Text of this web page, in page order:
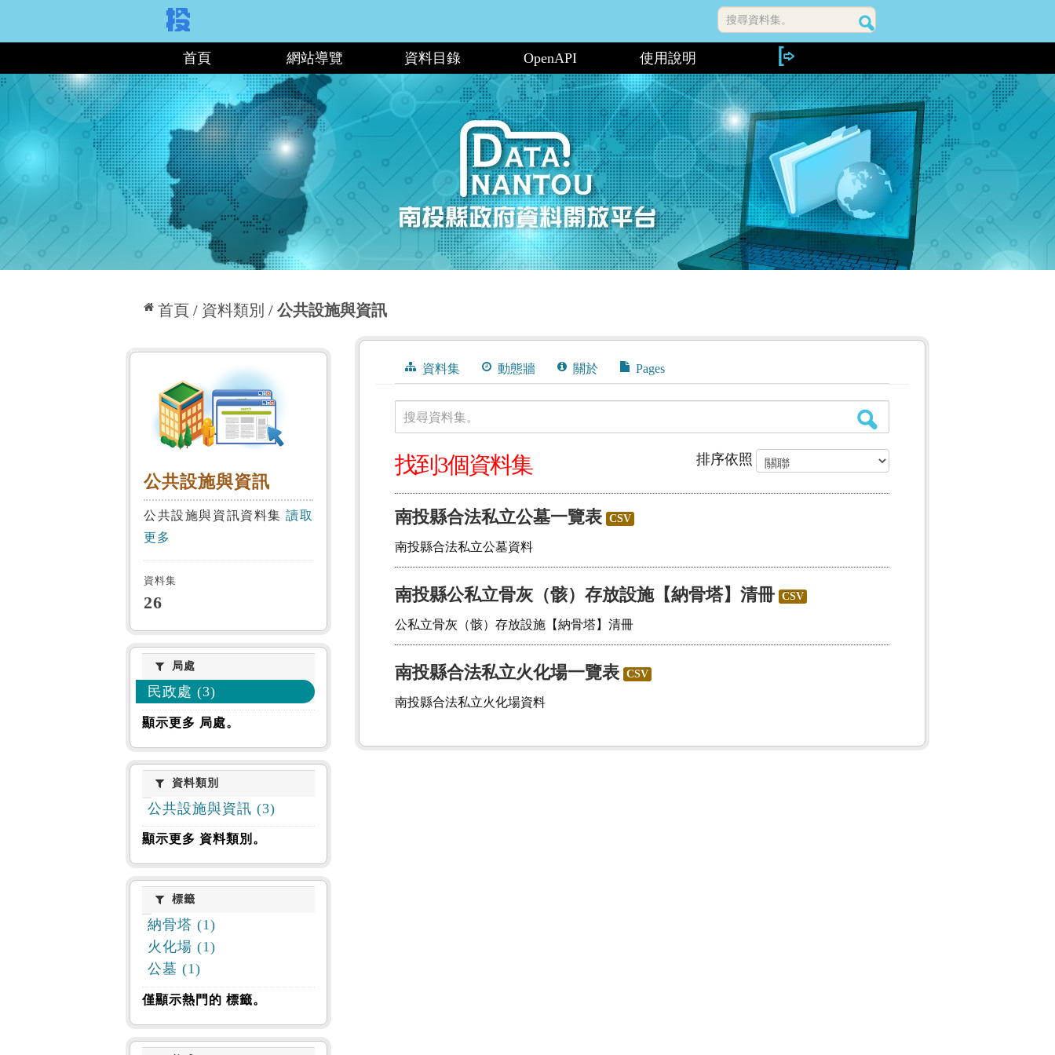
搜尋資料集。
首頁 網站導覽 資料目錄 OpenAPI 使用說明
首頁 資料類別 公共設施與資訊
公共設施與資訊
公共設施與資訊
公共設施與資訊資料集讀取
更多
資料集
26
局處局處
民政處 (3)
顯示更多 局處。
資料類別
資料類別
公共設施與資訊 (3)
顯示更多 資料類別。
標籤標籤
納骨塔 (1)
火化場 (1)
公墓 (1)
僅顯示熱門的 標籤。
資料集 動態牆 關於 Pages
搜尋資料集。
排序依照
找到3個資料集
南投縣合法私立公墓一覽表 CSV
南投縣合法私立公墓資料
南投縣公私立骨灰（骸）存放設施【納骨塔】清冊 CSV
公私立骨灰（骸）存放設施【納骨塔】清冊
南投縣合法私立火化場一覽表 CSV
南投縣合法私立火化場資料